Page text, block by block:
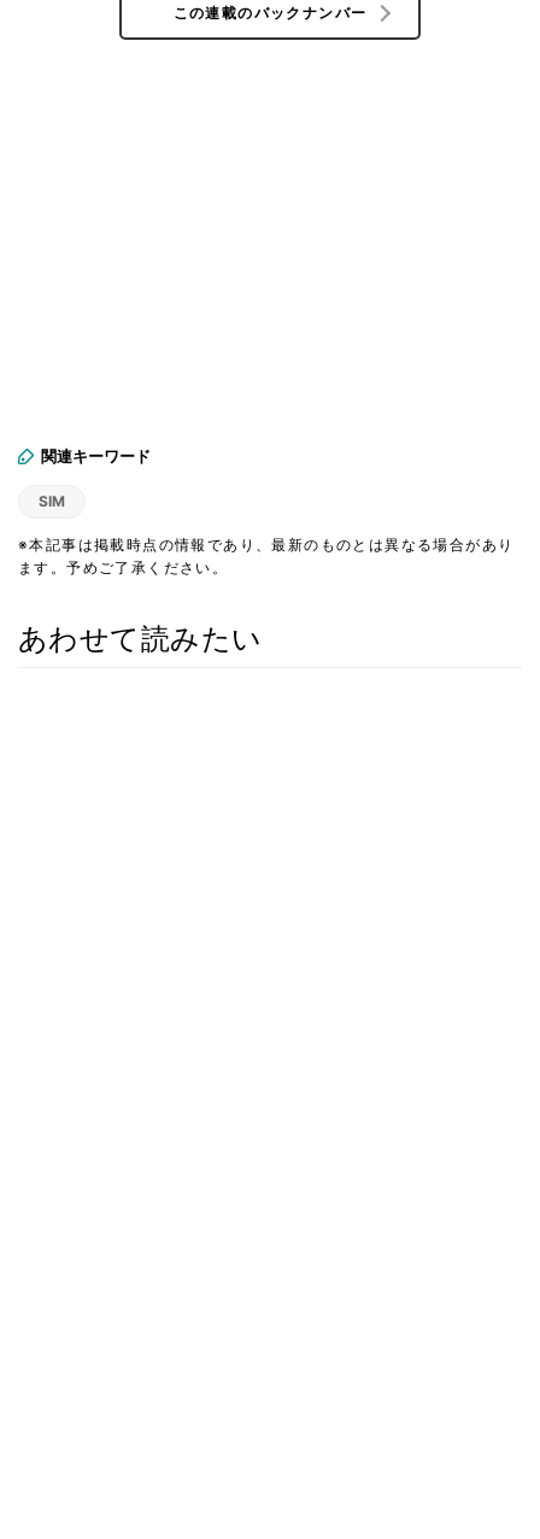
この連載のバックナンバー
関連キーワード
SIM
※本記事は掲載時点の情報であり、最新のものとは異なる場合があり
ます。予めご了承ください。
あわせて読みたい